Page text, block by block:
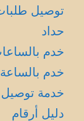
توصيل
حداد
خدم
خدم بالساعة
خدمة توصيل
دليل أرقام